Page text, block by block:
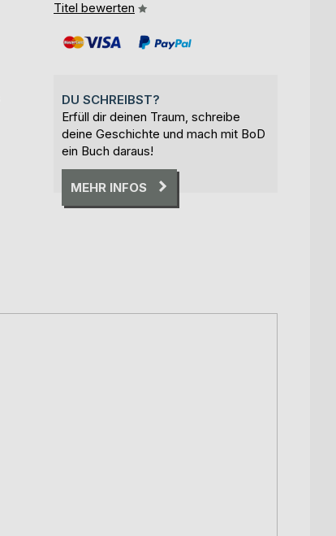
Titel bewerten
DU SCHREIBST?
Erfüll dir deinen Traum, schreibe
deine Geschichte und mach mit BoD
ein Buch daraus!
MEHR INFOS